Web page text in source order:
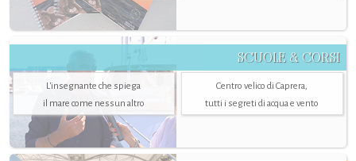
SCUOLE & CORSI
L'insegnante che spiega
il mare come nessun altro
Centro velico di Caprera,
tutti i segreti di acqua e vento